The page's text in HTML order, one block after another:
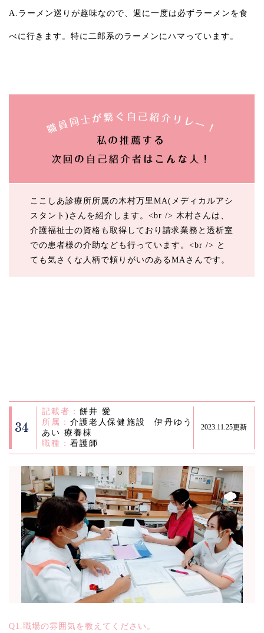
A.ラーメン巡りが趣味なので、週に一度は必ずラーメンを食
べに行きます。特に二郎系のラーメンにハマっています。
ここしあ診療所所属の木村万里MA(メディカルアシ
スタント)さんを紹介します。<br /> 木村さんは、
介護福祉士の資格も取得しており請求業務と透析室
での患者様の介助なども行っています。<br /> と
ても気さくな人柄で頼りがいのあるMAさんです。
34
記載者：餅井 愛
所属：介護老人保健施設 伊丹ゆう
あい 療養棟
職種：看護師
2023.11.25更新
Q1.職場の雰囲気を教えてください。